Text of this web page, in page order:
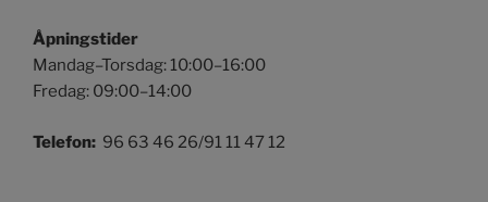
Åpningstider
Mandag–Torsdag: 10:00–16:00
Fredag: 09:00–14:00
Telefon: 96 63 46 26/91 11 47 12